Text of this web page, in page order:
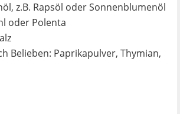
z.B. Rapsöl oder Sonnenblumenöl
oder Polenta
Belieben: Paprikapulver, Thymian,